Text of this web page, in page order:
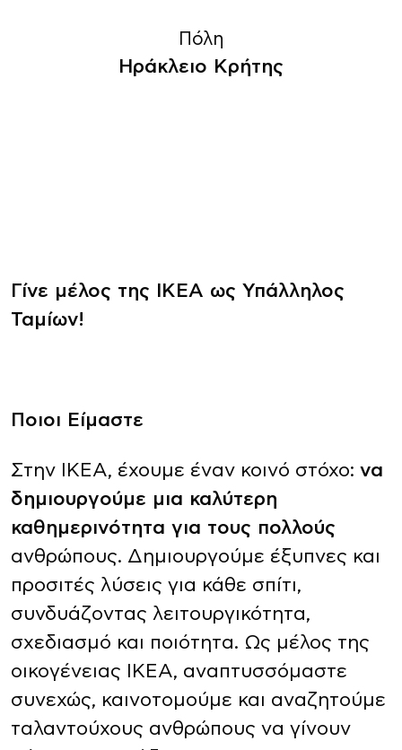
Πόλη
Ηράκλειο Κρήτης
Γίνε μέλος της ΙΚΕΑ ως Υπάλληλος
Ταμίων!
Ποιοι Είμαστε
Στην ΙΚΕΑ, έχουμε έναν κοινό στόχο: να
δημιουργούμε μια καλύτερη
καθημερινότητα για τους πολλούς
ανθρώπους. Δημιουργούμε έξυπνες και
προσιτές λύσεις για κάθε σπίτι,
συνδυάζοντας λειτουργικότητα,
σχεδιασμό και ποιότητα. Ως μέλος της
οικογένειας ΙΚΕΑ, αναπτυσσόμαστε
συνεχώς, καινοτομούμε και αναζητούμε
ταλαντούχους ανθρώπους να γίνουν